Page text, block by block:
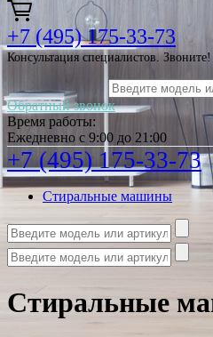
+7 (495) 175-33-73
Консультация специалистов. Звоните!
Обратный звонок
Время работы:
Ежедневно с 9:00 до 21:00
+7 (495) 175-33-73
Стиральные машины
Стиральные